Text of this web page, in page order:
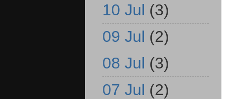
10 Jul (3)
09 Jul (2)
08 Jul (3)
07 Jul (2)